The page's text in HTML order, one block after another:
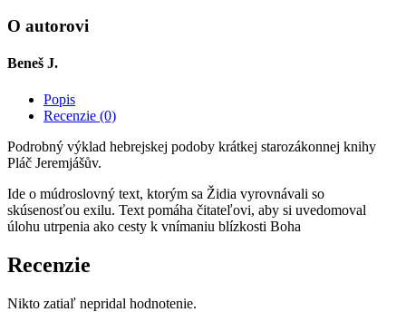
O autorovi
Beneš J.
Popis
Recenzie (0)
Podrobný výklad hebrejskej podoby krátkej starozákonnej knihy
Pláč Jeremjášův.
Ide o múdroslovný text, ktorým sa Židia vyrovnávali so
skúsenosťou exilu. Text pomáha čitateľovi, aby si uvedomoval
úlohu utrpenia ako cesty k vnímaniu blízkosti Boha
Recenzie
Nikto zatiaľ nepridal hodnotenie.